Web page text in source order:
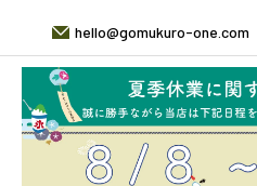
hello@gomukuro-one.com